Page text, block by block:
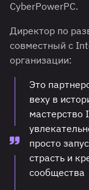
CyberPowerPC.
Директор по
совместный с
организации:
Это
веху в
мастерство
просто
страсть и
сообщества